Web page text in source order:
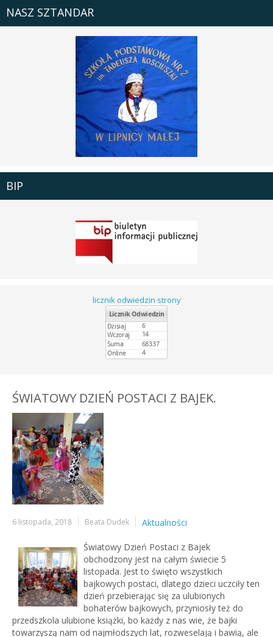
NASZ SZTANDAR
BIP
licznik odwiedzin strony
ŚWIATOWY DZIEŃ POSTACI Z BAJEK.
6 listopada, 2018 Beata Dudek Aktualności
Światowy Dzień Postaci z Bajek
obchodzony jest na całym świecie 5
listopada. Jest to święto wszystkich
bajkowych postaci, dlatego dzieci uczciły ten
dzień przebierając się za ulubionych
bohaterów bajkowych, przyniosły też do
przedszkola ulubione książki, bo każdy z nas wie, że bajki
towarzyszą nam od najmłodszych lat, rozweselają i bawią, ale